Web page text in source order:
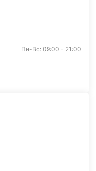
Пн-Вс: 09:00 - 21:00